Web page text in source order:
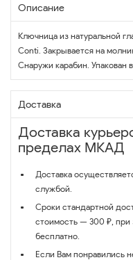
Описание
Ключница из натуральной
Conti. Закрывается на
Снаружи карабин. Упакован
Доставка
Доставка
пределах МКАД
Доставка
службой.
Сроки стандартной
стоимость — 300 ₽, при
бесплатно.
Если Вам понравились